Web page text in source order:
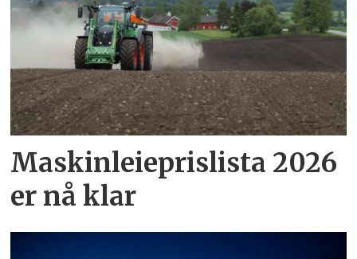
Maskinleie­pris­lista 2026
er nå klar